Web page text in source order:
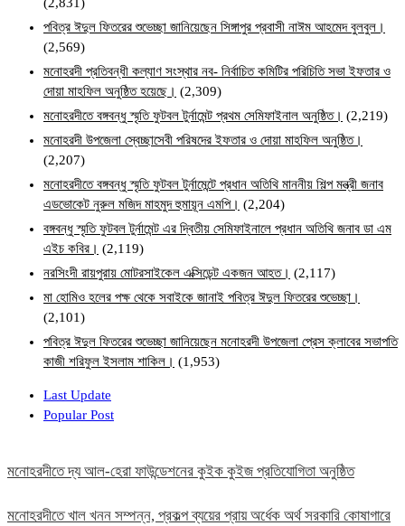
(2,831)
পবিত্র ঈদুল ফিতরের শুভেচ্ছা জানিয়েছেন সিঙ্গাপুর প্রবাসী নাঈম আহমেদ বুলবুল।
(2,569)
মনোহরদী প্রতিবন্ধী কল্যাণ সংস্থার নব- নির্বাচিত কমিটির পরিচিতি সভা ইফতার ও
দোয়া মাহফিল অনুষ্ঠিত হয়েছে। (2,309)
মনোহরদীতে বঙ্গবন্ধু স্মৃতি ফুটবল টুর্নামেন্ট প্রথম সেমিফাইনাল অনুষ্ঠিত। (2,219)
মনোহরদী উপজেলা স্বেচ্ছাসেবী পরিষদের ইফতার ও দোয়া মাহফিল অনুষ্ঠিত।
(2,207)
মনোহরদীতে বঙ্গবন্ধু স্মৃতি ফুটবল টুর্নামেন্টে প্রধান অতিথি মাননীয় শিল্প মন্ত্রী জনাব
এডভোকেট নুরুল মজিদ মাহমুদ হুমায়ূন এমপি। (2,204)
বঙ্গবন্ধু স্মৃতি ফুটবল টুর্নামেন্ট এর দ্বিতীয় সেমিফাইনালে প্রধান অতিথি জনাব ডা এম
এইচ কবির। (2,119)
নরসিংদী রায়পুরায় মোটরসাইকেল এক্সিডেন্ট একজন আহত। (2,117)
মা হোমিও হলের পক্ষ থেকে সবাইকে জানাই পবিত্র ঈদুল ফিতরের শুভেচ্ছা।
(2,101)
পবিত্র ঈদুল ফিতরের শুভেচ্ছা জানিয়েছেন মনোহরদী উপজেলা প্রেস ক্লাবের সভাপতি
কাজী শরিফুল ইসলাম শাকিল। (1,953)
Last Update
Popular Post
মনোহরদীতে দ্য আল-হেরা ফাউন্ডেশনের কুইক কুইজ প্রতিযোগিতা অনুষ্ঠিত
মনোহরদীতে খাল খনন সম্পন্ন, প্রকল্প ব্যয়ের প্রায় অর্ধেক অর্থ সরকারি কোষাগারে